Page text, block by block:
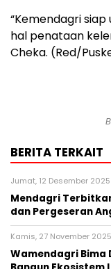
“Kemendagri
hal penataan
Cheka. (Red/
BERITA TERKAIT
Jumat, 12 Desember
Mendagri
dan Pergeseran
Kamis, 27 November
Wamendagri Bima